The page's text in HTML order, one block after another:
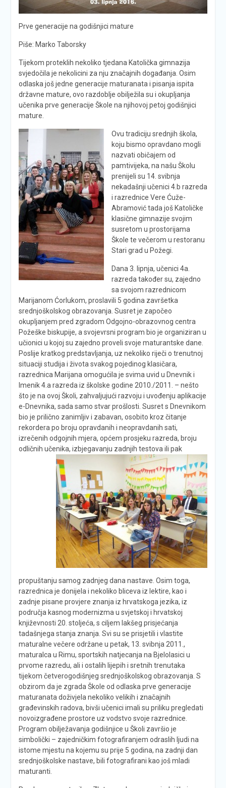
Prve generacije na godišnjici mature
Piše: Marko Taborsky
Tijekom proteklih nekoliko tjedana Katolička gimnazija
svjedočila je nekolicini za nju značajnih događanja. Osim
odlaska još jedne generacije maturanata i pisanja ispita
državne mature, ovo razdoblje obilježila su i okupljanja
učenika prve generacije Škole na njihovoj petoj godišnjici
mature.
Ovu tradiciju srednjih škola,
koju bismo opravdano mogli
nazvati običajem od
pamtivijeka, na našu Školu
prenijeli su 14. svibnja
nekadašnji učenici 4.b razreda
i razrednice Vere Ćuže-
Abramović tada još Katoličke
klasične gimnazije svojim
susretom u prostorijama
Škole te večerom u restoranu
Stari grad u Požegi.
Dana 3. lipnja, učenici 4a.
razreda također su, zajedno
sa svojom razrednicom
Marijanom Ćorlukom, proslavili 5 godina završetka
srednjoškolskog obrazovanja. Susret je započeo
okupljanjem pred zgradom Odgojno-obrazovnog centra
Požeške biskupije, a svojevrsni program bio je organiziran u
učionici u kojoj su zajedno proveli svoje maturantske dane.
Poslije kratkog predstavljanja, uz nekoliko riječi o trenutnoj
situaciji studija i života svakog pojedinog klasičara,
razrednica Marijana omogućila je svima uvid u Dnevnik i
Imenik 4.a razreda iz školske godine 2010./2011. – nešto
što je na ovoj Školi, zahvaljujući razvoju i uvođenju aplikacije
e-Dnevnika, sada samo stvar prošlosti. Susret s Dnevnikom
bio je prilično zanimljiv i zabavan, osobito kroz čitanje
rekordera po broju opravdanih i neopravdanih sati,
izrečenih odgojnih mjera, općem prosjeku razreda, broju
odličnih učenika, izbjegavanju zadnjih testova ili pak
propuštanju samog zadnjeg dana nastave. Osim toga,
razrednica je donijela i nekoliko bliceva iz lektire, kao i
zadnje pisane provjere znanja iz hrvatskoga jezika, iz
područja kasnog modernizma u svjetskoj i hrvatskoj
književnosti 20. stoljeća, s ciljem lakšeg prisjećanja
tadašnjega stanja znanja. Svi su se prisjetili i vlastite
maturalne večere održane u petak, 13. svibnja 2011.,
maturalca u Rimu, sportskih natjecanja na Bjelolasici u
prvome razredu, ali i ostalih lijepih i sretnih trenutaka
tijekom četverogodišnjeg srednjoškolskog obrazovanja. S
obzirom da je zgrada Škole od odlaska prve generacije
maturanata doživjela nekoliko velikih i značajnih
građevinskih radova, bivši učenici imali su priliku pregledati
novoizgrađene prostore uz vodstvo svoje razrednice.
Program obilježavanja godišnjice u Školi završio je
simbolički – zajedničkim fotografiranjem odraslih ljudi na
istome mjestu na kojemu su prije 5 godina, na zadnji dan
srednjoškolske nastave, bili fotografirani kao još mladi
maturanti.